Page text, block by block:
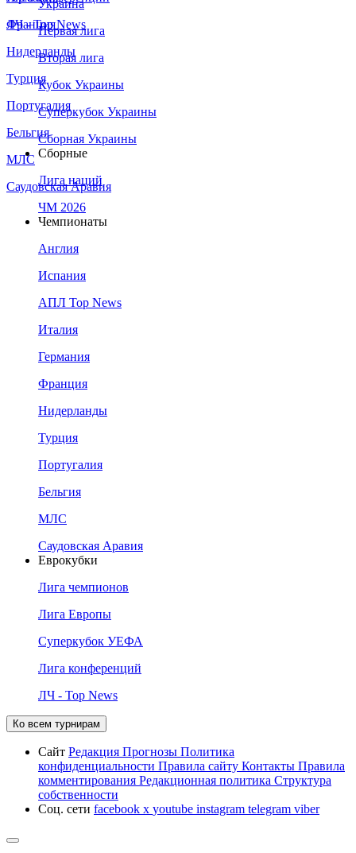
Франция
Нидерланды
Турция
Португалия
Бельгия
МЛС
Саудовская Аравия
ЛЧ - Top News
Украина
Первая лига
Вторая лига
Кубок Украины
Суперкубок Украины
Сборная Украины
Сборные
Лига наций
ЧМ 2026
Чемпионаты
Англия
Испания
АПЛ Top News
Италия
Германия
Франция
Нидерланды
Турция
Португалия
Бельгия
МЛС
Саудовская Аравия
Еврокубки
Лига чемпионов
Лига Европы
Суперкубок УЕФА
Лига конференций
ЛЧ - Top News
Ко всем турнирам
Сайт Редакция Прогнозы Политика
конфиденциальности Правила сайту Контакты Правила
комментирования Редакционная политика Структура
собственности
Соц. сети facebook x youtube instagram telegram viber